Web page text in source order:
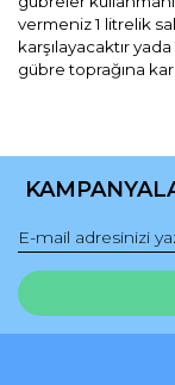
vermeniz 1 litrelik
karşılayacaktır
gübre toprağına
konularda
Görüş ve
Ürün resmi
Ürün
Ürün fiyatı